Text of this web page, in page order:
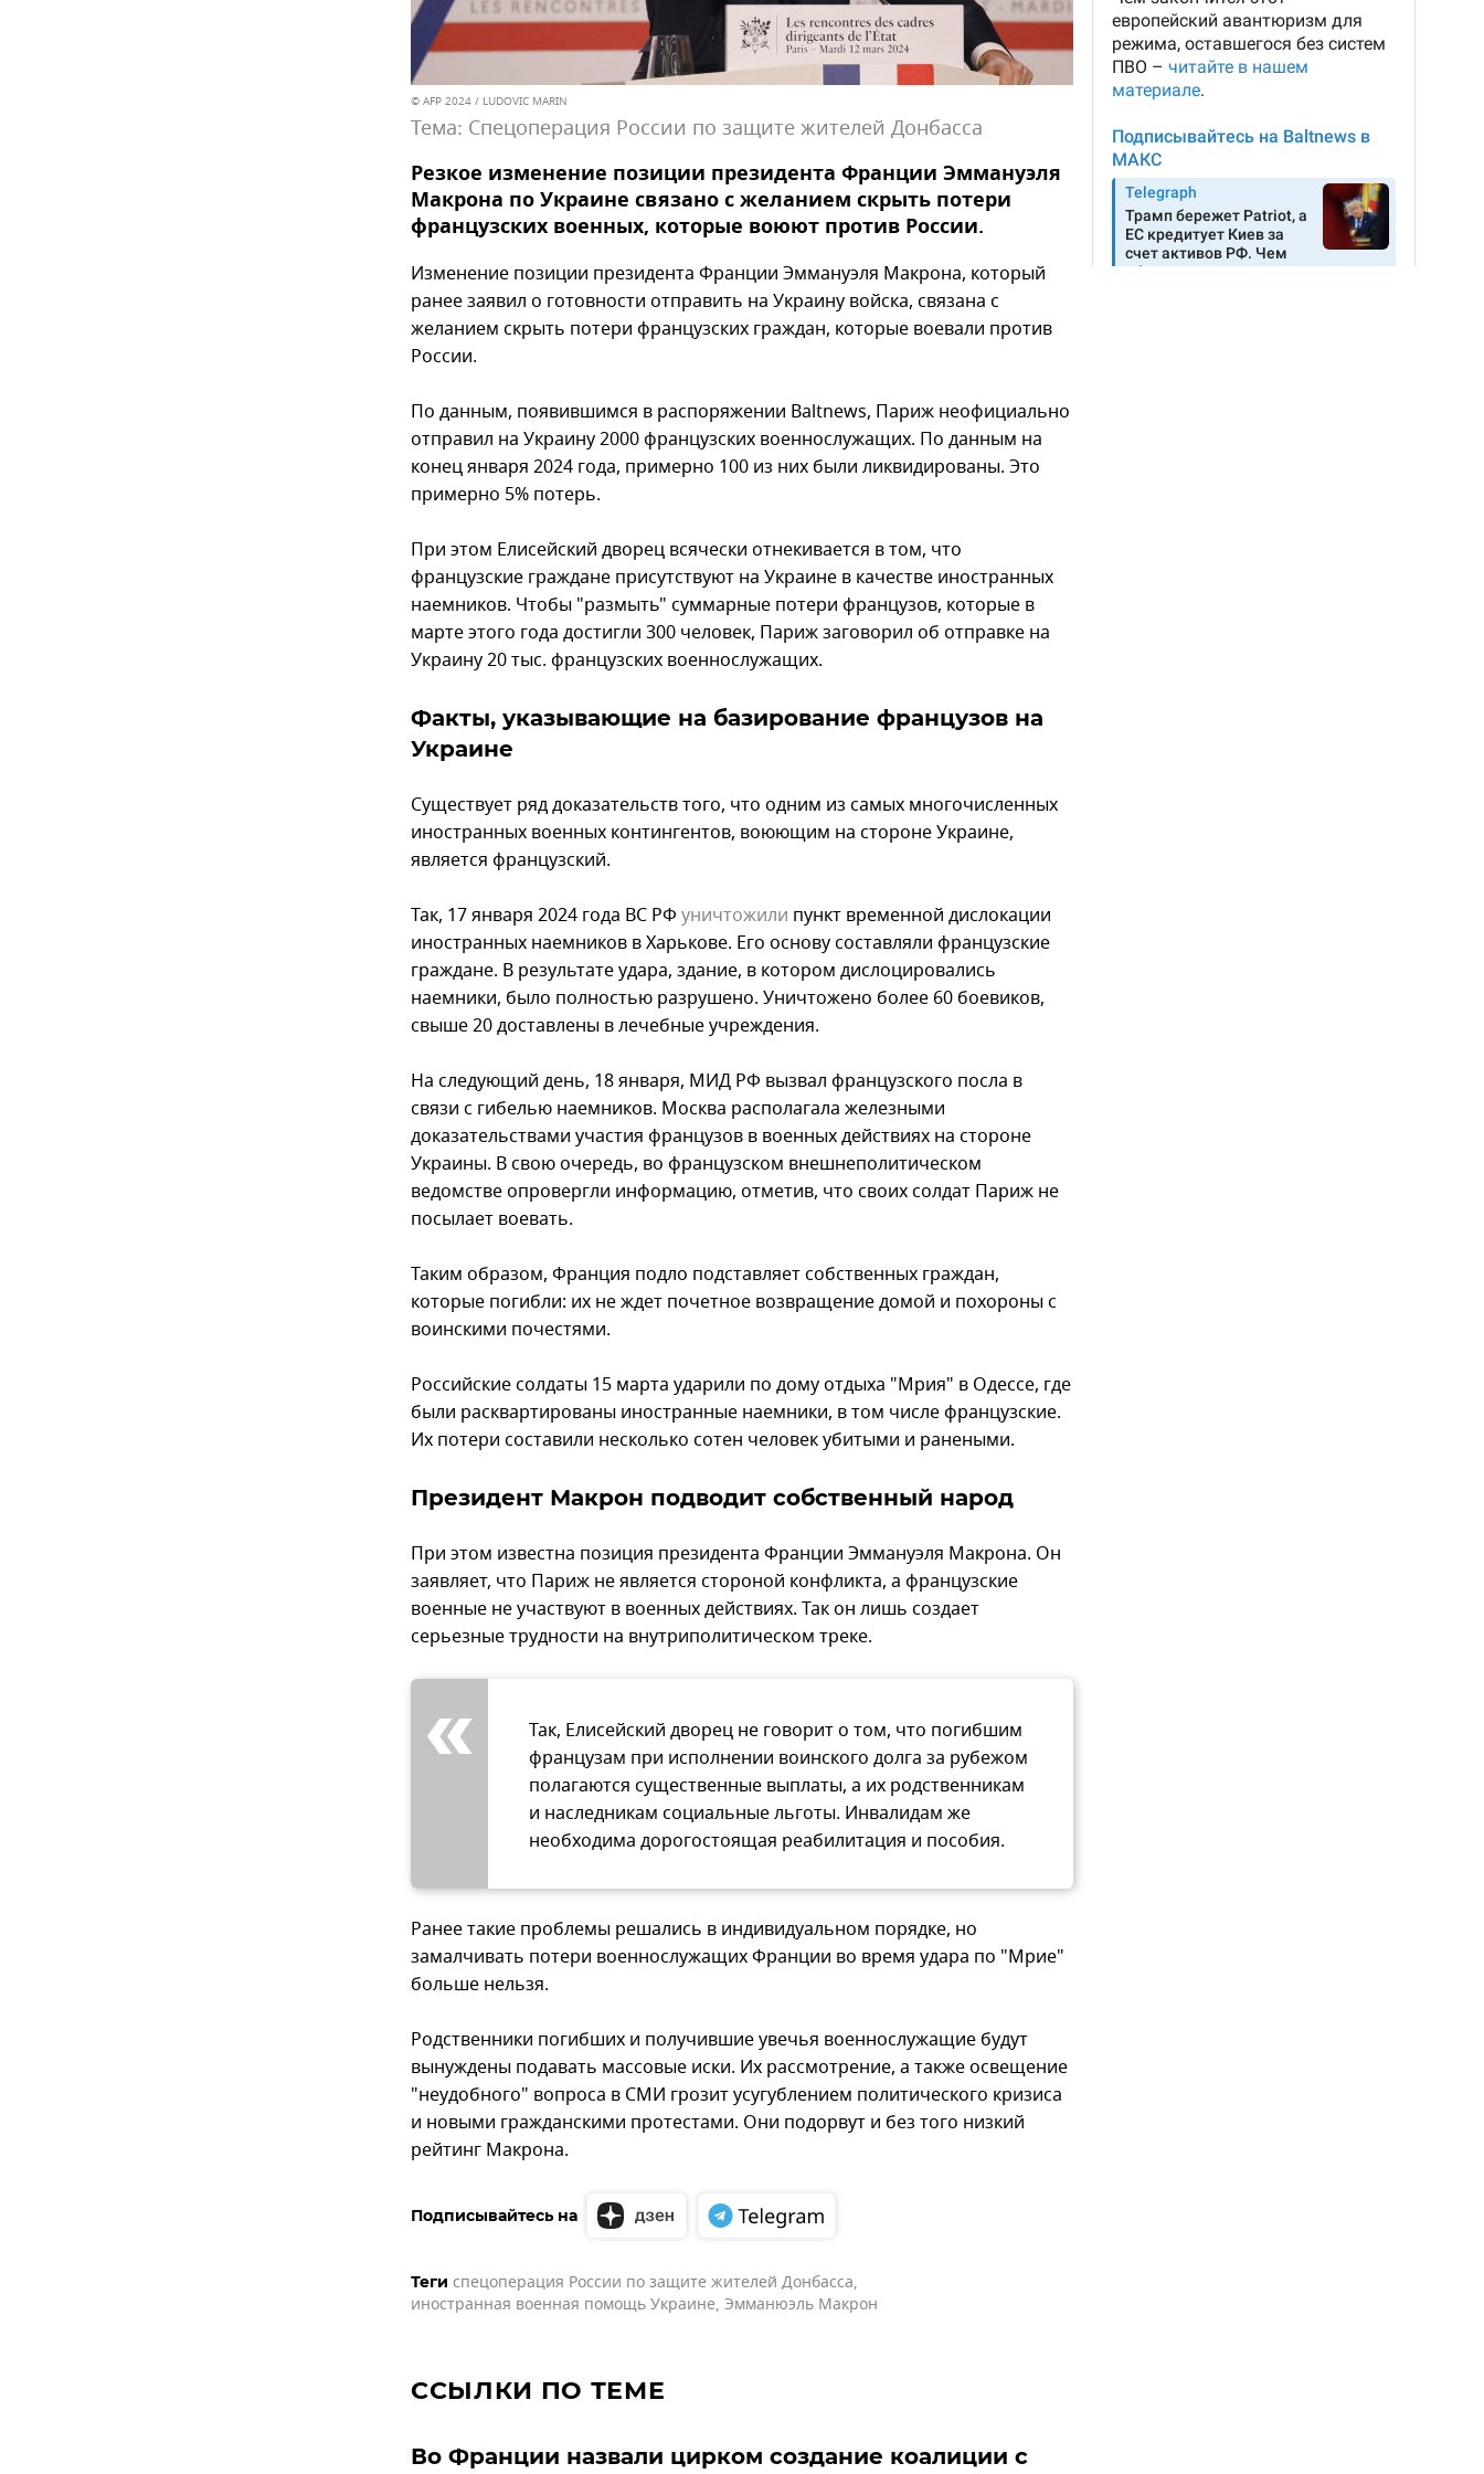
© AFP 2024 / LUDOVIC MARIN
Тема: Спецоперация России по защите жителей Донбасса
Резкое изменение позиции президента Франции Эммануэля
Макрона по Украине связано с желанием скрыть потери
французских военных, которые воюют против России.
Изменение позиции президента Франции Эммануэля Макрона, который
ранее заявил о готовности отправить на Украину войска, связана с
желанием скрыть потери французских граждан, которые воевали против
России.
По данным, появившимся в распоряжении Baltnews, Париж неофициально
отправил на Украину 2000 французских военнослужащих. По данным на
конец января 2024 года, примерно 100 из них были ликвидированы. Это
примерно 5% потерь.
При этом Елисейский дворец всячески отнекивается в том, что
французские граждане присутствуют на Украине в качестве иностранных
наемников. Чтобы "размыть" суммарные потери французов, которые в
марте этого года достигли 300 человек, Париж заговорил об отправке на
Украину 20 тыс. французских военнослужащих.
Факты, указывающие на базирование французов на
Украине
Существует ряд доказательств того, что одним из самых многочисленных
иностранных военных контингентов, воюющим на стороне Украине,
является французский.
Так, 17 января 2024 года ВС РФ уничтожили пункт временной дислокации
иностранных наемников в Харькове. Его основу составляли французские
граждане. В результате удара, здание, в котором дислоцировались
наемники, было полностью разрушено. Уничтожено более 60 боевиков,
свыше 20 доставлены в лечебные учреждения.
На следующий день, 18 января, МИД РФ вызвал французского посла в
связи с гибелью наемников. Москва располагала железными
доказательствами участия французов в военных действиях на стороне
Украины. В свою очередь, во французском внешнеполитическом
ведомстве опровергли информацию, отметив, что своих солдат Париж не
посылает воевать.
Таким образом, Франция подло подставляет собственных граждан,
которые погибли: их не ждет почетное возвращение домой и похороны с
воинскими почестями.
Российские солдаты 15 марта ударили по дому отдыха "Мрия" в Одессе, где
были расквартированы иностранные наемники, в том числе французские.
Их потери составили несколько сотен человек убитыми и ранеными.
Президент Макрон подводит собственный народ
При этом известна позиция президента Франции Эммануэля Макрона. Он
заявляет, что Париж не является стороной конфликта, а французские
военные не участвуют в военных действиях. Так он лишь создает
серьезные трудности на внутриполитическом треке.
Так, Елисейский дворец не говорит о том, что погибшим
французам при исполнении воинского долга за рубежом
полагаются существенные выплаты, а их родственникам
и наследникам социальные льготы. Инвалидам же
необходима дорогостоящая реабилитация и пособия.
Ранее такие проблемы решались в индивидуальном порядке, но
замалчивать потери военнослужащих Франции во время удара по "Мрие"
больше нельзя.
Родственники погибших и получившие увечья военнослужащие будут
вынуждены подавать массовые иски. Их рассмотрение, а также освещение
"неудобного" вопроса в СМИ грозит усугублением политического кризиса
и новыми гражданскими протестами. Они подорвут и без того низкий
рейтинг Макрона.
Подписывайтесь на
Теги спецоперация России по защите жителей Донбасса,
иностранная военная помощь Украине, Эмманюэль Макрон
ССЫЛКИ ПО ТЕМЕ
Во Франции назвали цирком создание коалиции с